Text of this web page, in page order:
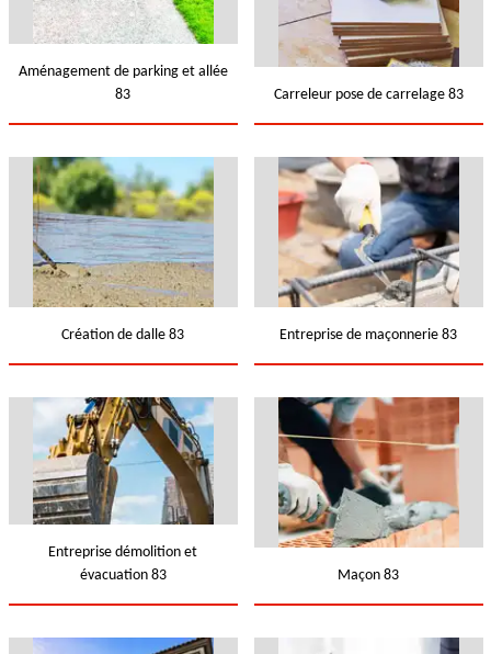
Aménagement de parking et allée
83
Carreleur pose de carrelage 83
Création de dalle 83 Entreprise de maçonnerie 83
Entreprise démolition et
évacuation 83
Maçon 83